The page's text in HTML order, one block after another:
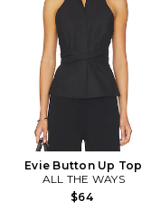
Evie Button Up Top
ALL THE WAYS
$64